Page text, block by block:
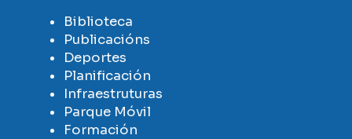
Biblioteca
Publicacións
Deportes
Planificación
Infraestruturas
Parque Móvil
Formación